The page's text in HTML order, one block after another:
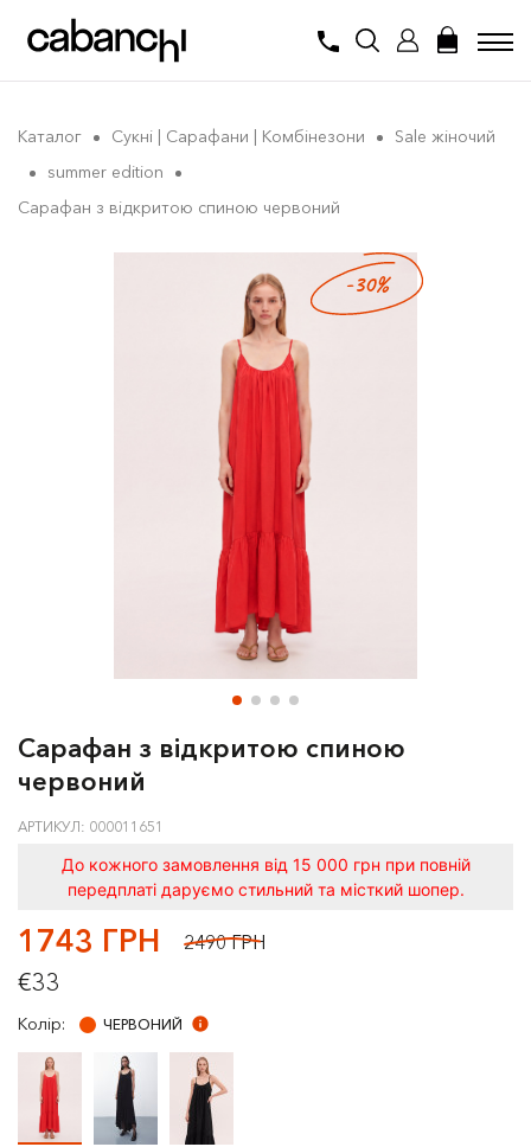
Каталог Сукнi | Сарафани | Комбінезони
Sale жіночий
summer edition
Сарафан з відкритою спиною червоний
-30%
Сарафан з відкритою спиною
червоний
АРТИКУЛ: 000011651
До кожного замовлення від 15 000 грн при повній
передплаті даруємо стильний та місткий шопер.
1743 ГРН 2490 ГРН
€33
Колір: ЧЕРВОНИЙ